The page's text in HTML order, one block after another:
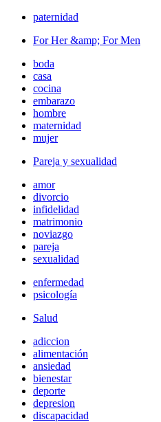
paternidad
For Her &amp; For Men
boda
casa
cocina
embarazo
hombre
maternidad
mujer
Pareja y sexualidad
amor
divorcio
infidelidad
matrimonio
noviazgo
pareja
sexualidad
enfermedad
psicología
Salud
adiccion
alimentación
ansiedad
bienestar
deporte
depresion
discapacidad